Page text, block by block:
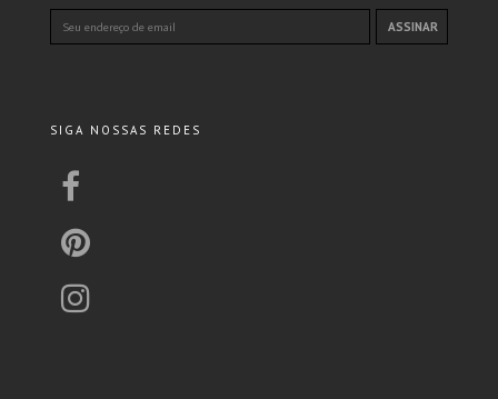
SIGA NOSSAS REDES